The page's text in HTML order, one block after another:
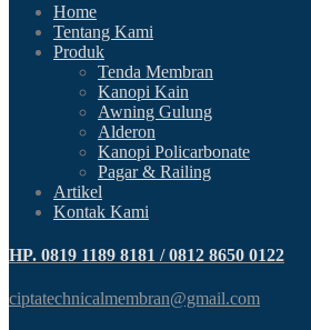
Home
Tentang Kami
Produk
Tenda Membran
Kanopi Kain
Awning Gulung
Alderon
Kanopi Policarbonate
Pagar & Railing
Artikel
Kontak Kami
HP. 0819 1189 8181 / 0812 8650 0122
ciptatechnicalmembran@gmail.com